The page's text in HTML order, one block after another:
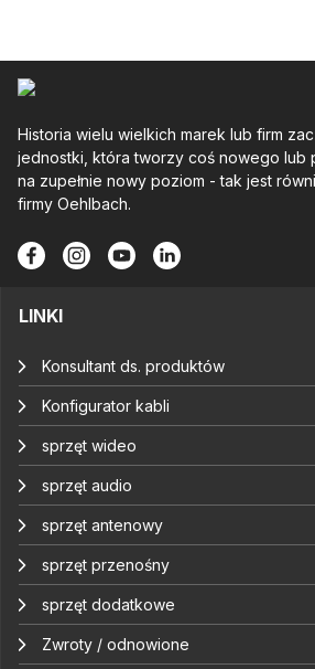
Historia wielu wielkich marek lub firm
jednostki, która tworzy coś nowego lub
na zupełnie nowy poziom - tak jest
firmy Oehlbach.
LINKI
Konsultant ds. produktów
Konfigurator kabli
sprzęt wideo
sprzęt audio
sprzęt antenowy
sprzęt przenośny
sprzęt dodatkowe
Zwroty / odnowione